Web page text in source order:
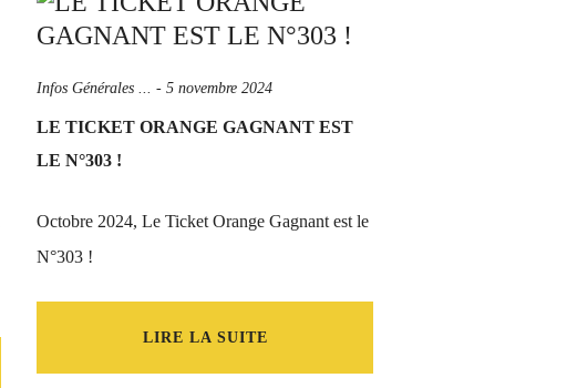
Infos Générales ... - 5 novembre 2024
LE TICKET ORANGE GAGNANT EST
LE N°303 !
Octobre 2024, Le Ticket Orange Gagnant est le
N°303 !
LIRE LA SUITE